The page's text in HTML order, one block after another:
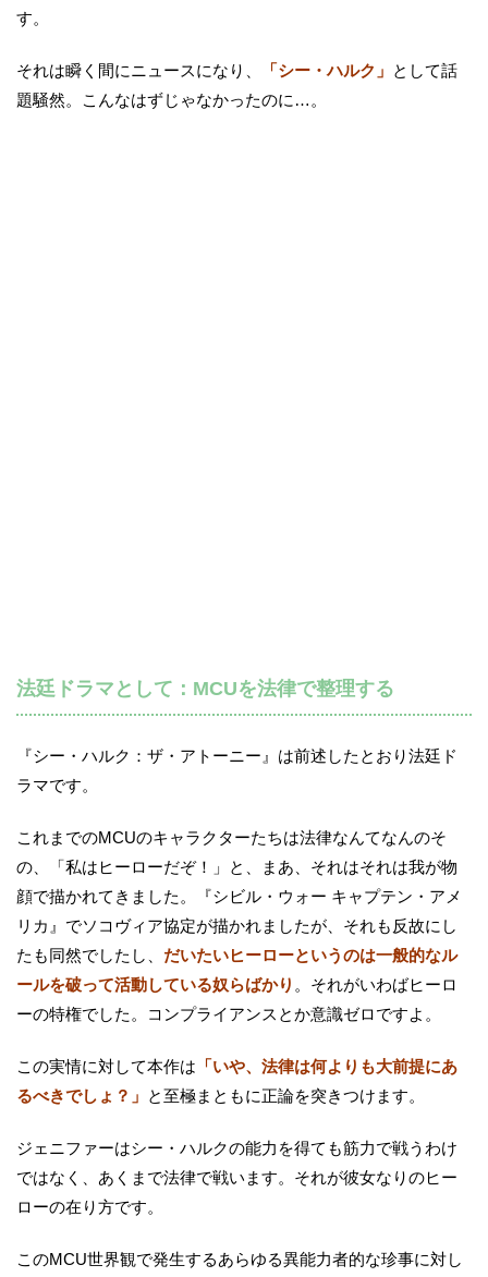
す。
それは瞬く間にニュースになり、 「シー・ハルク」 として話
題騒然。こんなはずじゃなかったのに…。
法廷ドラマとして：MCUを法律で整理する
『シー・ハルク：ザ・アトーニー』は前述したとおり法廷ド
ラマです。
これまでのMCUのキャラクターたちは法律なんてなんのそ
の、「私はヒーローだぞ！」と、まあ、それはそれは我が物
顔で描かれてきました。『シビル・ウォー キャプテン・アメ
リカ』でソコヴィア協定が描かれましたが、それも反故にし
たも同然でしたし、 だいたいヒーローというのは一般的なル
ールを破って活動している奴らばかり 。それがいわばヒーロ
ーの特権でした。コンプライアンスとか意識ゼロですよ。
この実情に対して本作は 「いや、法律は何よりも大前提にあ
るべきでしょ？」 と至極まともに正論を突きつけます。
ジェニファーはシー・ハルクの能力を得ても筋力で戦うわけ
ではなく、あくまで法律で戦います。それが彼女なりのヒー
ローの在り方です。
このMCU世界観で発生するあらゆる異能力者的な珍事に対し